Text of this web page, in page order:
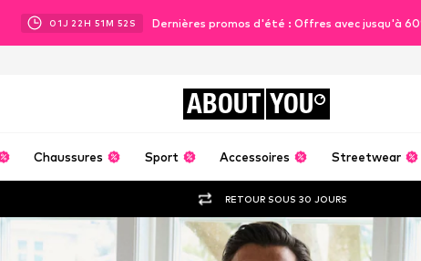
01J 22H 51M 50 S Dernières promos d'été : Offres avec jusqu'à
ABOUT YOU
Chaussures Sport Accessoires Streetwear
RETOUR SOUS 30 JOURS